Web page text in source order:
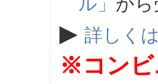
▶ 詳しく
※コンビ